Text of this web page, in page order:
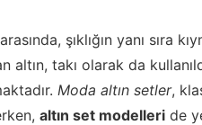
arasında, şıklığın yanı sıra
altın, takı olarak da
Moda altın setler,
altın set modelleri de